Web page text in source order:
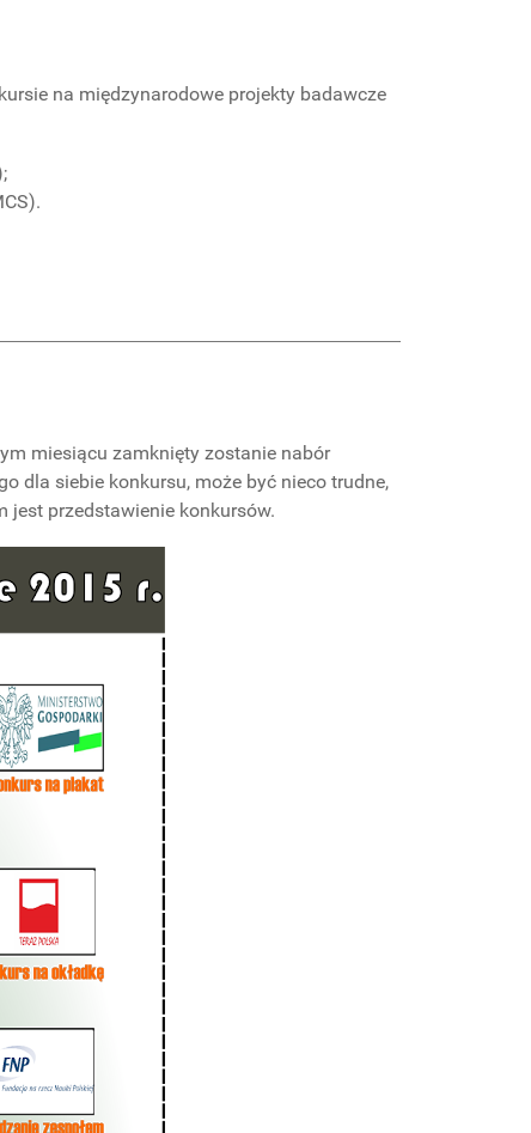
na międzynarodowe projekty badawcze
miesiącu zamknięty zostanie nabór
dla siebie konkursu, może być nieco trudne,
jest przedstawienie konkursów.